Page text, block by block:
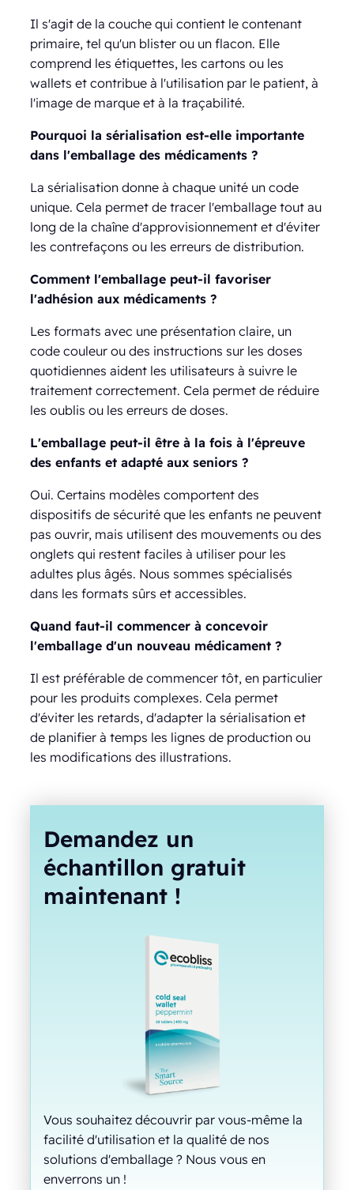
Il s'agit de la couche qui contient le contenant
primaire, tel qu'un blister ou un flacon. Elle
comprend les étiquettes, les cartons ou les
wallets et contribue à l'utilisation par le patient, à
l'image de marque et à la traçabilité.
Pourquoi la sérialisation est-elle importante
dans l'emballage des médicaments ?
La sérialisation donne à chaque unité un code
unique. Cela permet de tracer l'emballage tout au
long de la chaîne d'approvisionnement et d'éviter
les contrefaçons ou les erreurs de distribution.
Comment l'emballage peut-il favoriser
l'adhésion aux médicaments ?
Les formats avec une présentation claire, un
code couleur ou des instructions sur les doses
quotidiennes aident les utilisateurs à suivre le
traitement correctement. Cela permet de réduire
les oublis ou les erreurs de doses.
L'emballage peut-il être à la fois à l'épreuve
des enfants et adapté aux seniors ?
Oui. Certains modèles comportent des
dispositifs de sécurité que les enfants ne peuvent
pas ouvrir, mais utilisent des mouvements ou des
onglets qui restent faciles à utiliser pour les
adultes plus âgés. Nous sommes spécialisés
dans les formats sûrs et accessibles.
Quand faut-il commencer à concevoir
l'emballage d'un nouveau médicament ?
Il est préférable de commencer tôt, en particulier
pour les produits complexes. Cela permet
d'éviter les retards, d'adapter la sérialisation et
de planifier à temps les lignes de production ou
les modifications des illustrations.
Demandez un
échantillon gratuit
maintenant !
Vous souhaitez découvrir par vous-même la
facilité d'utilisation et la qualité de nos
solutions d'emballage ? Nous vous en
enverrons un !